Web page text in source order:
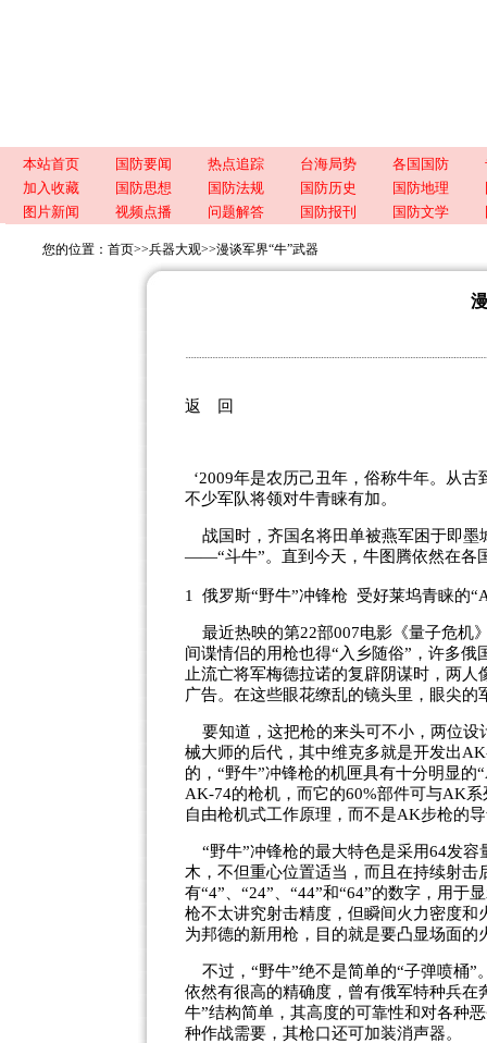
本站首页 国防要闻 热点追踪 台海局势 各国国防
加入收藏
国防思想 国防法规 国防历史 国防地理
图片新闻
视频点播 问题解答 国防报刊 国防文学
您的位置： 首页>>兵器大观>>漫谈军界“牛”武器
返 回
‘2009年是农历己丑年，俗称牛年。从
不少军队将领对牛青睐有加。
战国时，齐国名将田单被燕军困于即墨
——“斗牛”。直到今天，牛图腾依然在各
1 俄罗斯“野牛”冲锋枪 受好莱坞青睐的
最近热映的第22部007电影《量子危机
间谍情侣的用枪也得“入乡随俗”，许多
止流亡将军梅德拉诺的复辟阴谋时，两
广告。在这些眼花缭乱的镜头里，眼尖的
要知道，这把枪的来头可不小，两位设
械大师的后代，其中维克多就是开发出
的，“野牛”冲锋枪的机匣具有十分明显
AK-74的枪机，而它的60%部件可与AK
自由枪机式工作原理，而不是AK步枪的
“野牛”冲锋枪的最大特色是采用64发容
木，不但重心位置适当，而且在持续射
有“4”、“24”、“44”和“64”的数字，用
枪不太讲究射击精度，但瞬间火力密度
为邦德的新用枪，目的就是要凸显场面的
不过，“野牛”绝不是简单的“子弹喷桶”
依然有很高的精确度，曾有俄军特种兵在
牛”结构简单，其高度的可靠性和对各种
种作战需要，其枪口还可加装消声器。